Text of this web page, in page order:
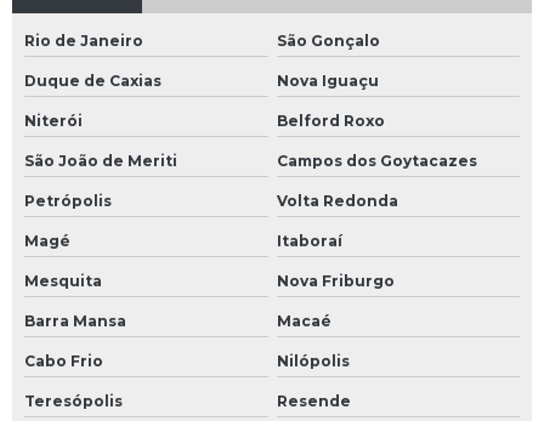
Rio de Janeiro São Gonçalo
Duque de Caxias Nova Iguaçu
Niterói Belford Roxo
São João de Meriti Campos dos Goytacazes
Petrópolis Volta Redonda
Magé Itaboraí
Mesquita Nova Friburgo
Barra Mansa Macaé
Cabo Frio Nilópolis
Teresópolis
Resende